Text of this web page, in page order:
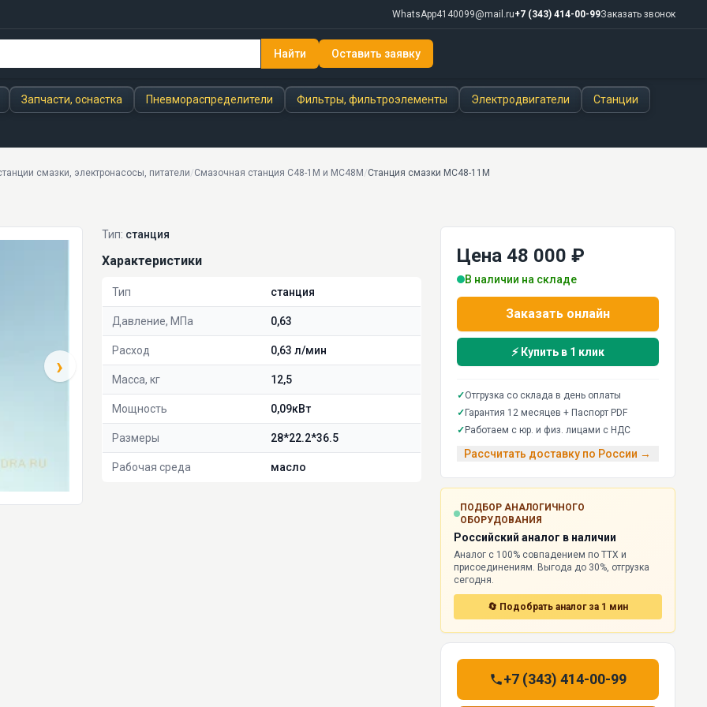
WhatsApp4140099@mail.ru+7 (343) 414-00-99Заказать звонок
Найти Оставить заявку
Запчасти, оснастка Пневмораспределители Фильтры, фильтроэлементы Электродвигатели Станции
смазки, электронасосы, питатели/Смазочная станция С48-1М и МС48М /Станция смазки МС48-11М
›
Тип: станция
Характеристики
Тип станция
Давление, МПа 0,63
Расход 0,63 л/мин
Масса, кг 12,5
Мощность 0,09кВт
Размеры 28*22.2*36.5
Рабочая среда масло
Цена 48 000 ₽
В наличии на складе
Заказать онлайн
⚡ Купить в 1 клик
✓Отгрузка со склада в день оплаты
✓ Гарантия 12 месяцев + Паспорт PDF
✓ Работаем с юр. и физ. лицами с НДС
Рассчитать доставку по России →
ПОДБОР АНАЛОГИЧНОГО
ОБОРУДОВАНИЯ
Российский аналог в наличии
Аналог с 100% совпадением по ТТХ и
присоединениям. Выгода до 30%, отгрузка
сегодня.
🔄 Подобрать аналог за 1 мин
+7 (343) 414-00-99